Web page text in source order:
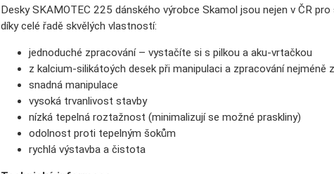
Desky SKAMOTEC 225 dánského výrobce Skamol jsou nejen v ČR
díky celé řadě skvělých vlastností:
jednoduché zpracování – vystačíte si s pilkou a aku-vrtačkou
z kalcium-silikátoých desek při manipulaci a zpracování nejméně
snadná manipulace
vysoká trvanlivost stavby
nízká tepelná roztažnost (minimalizují se možné praskliny)
odolnost proti tepelným šokům
rychlá výstavba a čistota